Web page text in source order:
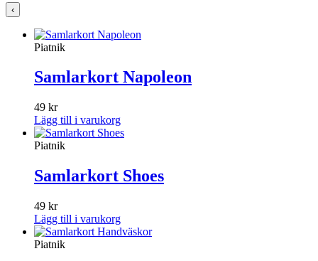
‹
Piatnik
Samlarkort Napoleon
49 kr
Lägg till i varukorg
Piatnik
Samlarkort Shoes
49 kr
Lägg till i varukorg
Piatnik